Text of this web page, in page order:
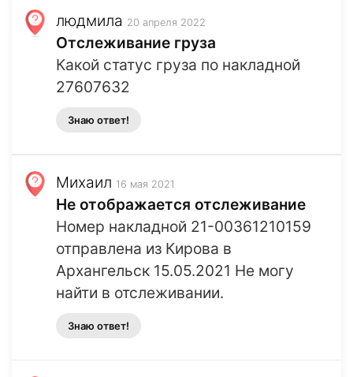
людмила 20 апреля 2022
Отслеживание груза
Какой статус груза по накладной
27607632
Знаю ответ!
Михаил 16 мая 2021
Не отображается отслеживание
Номер накладной 21-00361210159
отправлена из Кирова в
Архангельск 15.05.2021 Не могу
найти в отслеживании.
Знаю ответ!